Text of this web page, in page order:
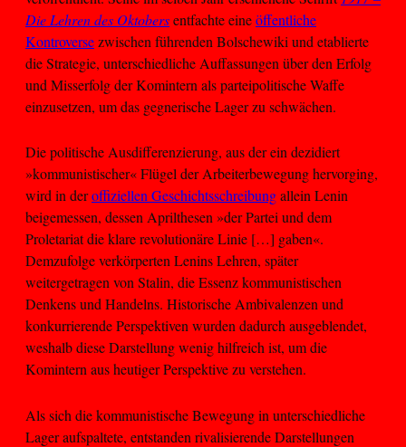
Die Lehren des Oktobersentfachte eineöffentliche
Kontroversezwischen führenden Bolschewiki und etablierte
die Strategie, unterschiedliche Auffassungen über den Erfolg
und Misserfolg der Komintern als parteipolitische Waffe
einzusetzen, um das gegnerische Lager zu schwächen.
Die politische Ausdifferenzierung, aus der ein dezidiert
»kommunistischer« Flügel der Arbeiterbewegung hervorging,
wird in deroffiziellen Geschichtsschreibungallein Lenin
beigemessen, dessen Aprilthesen »der Partei und dem
Proletariat die klare revolutionäre Linie […] gaben«.
Demzufolge verkörperten Lenins Lehren, später
weitergetragen von Stalin, die Essenz kommunistischen
Denkens und Handelns. Historische Ambivalenzen und
konkurrierende Perspektiven wurden dadurch ausgeblendet,
weshalb diese Darstellung wenig hilfreich ist, um die
Komintern aus heutiger Perspektive zu verstehen.
Als sich die kommunistische Bewegung in unterschiedliche
Lager aufspaltete, entstanden rivalisierende Darstellungen